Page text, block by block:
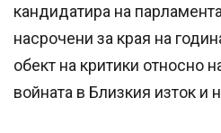
кандидатира на
насрочени за края на
обект на критики относно
войната в Близкия изток и